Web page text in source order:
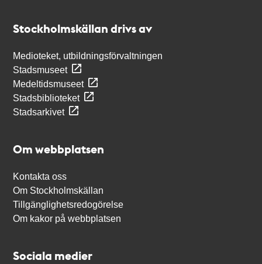
Stockholmskällan drivs av
Medioteket, utbildningsförvaltningen
Stadsmuseet
Medeltidsmuseet
Stadsbiblioteket
Stadsarkivet
Om webbplatsen
Kontakta oss
Om Stockholmskällan
Tillgänglighetsredogörelse
Om kakor på webbplatsen
Sociala medier